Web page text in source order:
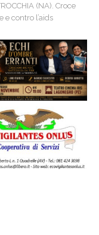
(NA). Croce
e contro l’aids